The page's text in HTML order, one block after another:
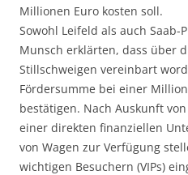
Millionen Euro kosten soll.
Sowohl Leifeld als auch Saab-
Munsch erklärten, dass über
Stillschweigen vereinbart
Fördersumme bei einer
bestätigen. Nach Auskunft
einer direkten finanziellen
von Wagen zur Verfügung
wichtigen Besuchern (VIPs)